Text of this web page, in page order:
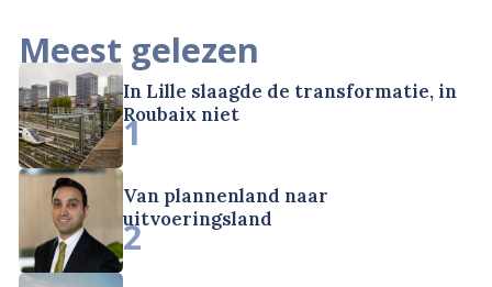
Meest gelezen
In Lille slaagde de transformatie, in
Roubaix niet
1
Van plannenland naar
uitvoeringsland
2